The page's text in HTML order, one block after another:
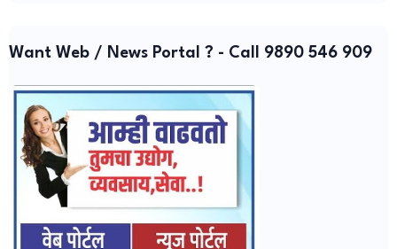
Want Web / News Portal ? - Call 9890 546 909